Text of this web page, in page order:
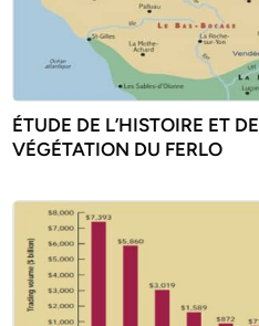
ÉTUDE DE L’HISTOIRE ET
VÉGÉTATION DU FERLO